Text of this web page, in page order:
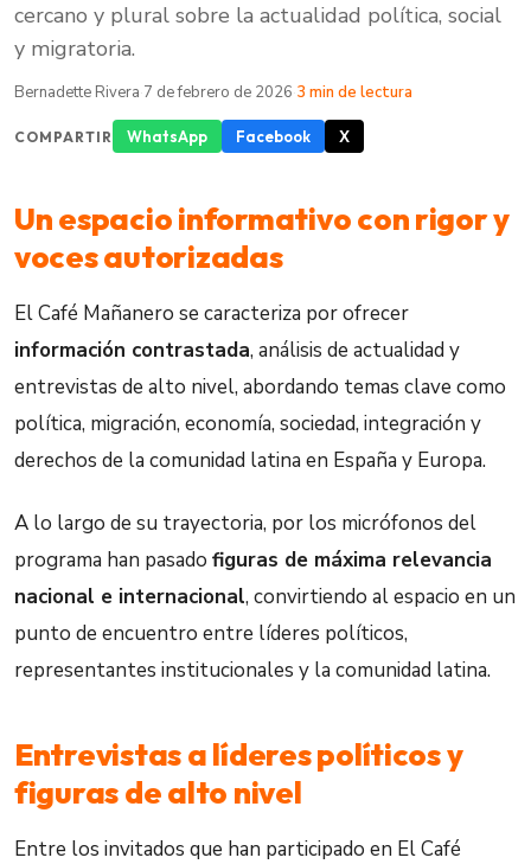
cercano y plural sobre la actualidad política, social
y migratoria.
Bernadette Rivera·7 de febrero de 2026·3 min de lectura
COMPARTIR WhatsApp Facebook X
Un espacio informativo con rigor y
voces autorizadas
El Café Mañanero se caracteriza por ofrecer
información contrastada, análisis de actualidad y
entrevistas de alto nivel, abordando temas clave como
política, migración, economía, sociedad, integración y
derechos de la comunidad latina en España y Europa.
A lo largo de su trayectoria, por los micrófonos del
programa han pasado figuras de máxima relevancia
nacional e internacional, convirtiendo al espacio en un
punto de encuentro entre líderes políticos,
representantes institucionales y la comunidad latina.
Entrevistas a líderes políticos y
figuras de alto nivel
Entre los invitados que han participado en El Café